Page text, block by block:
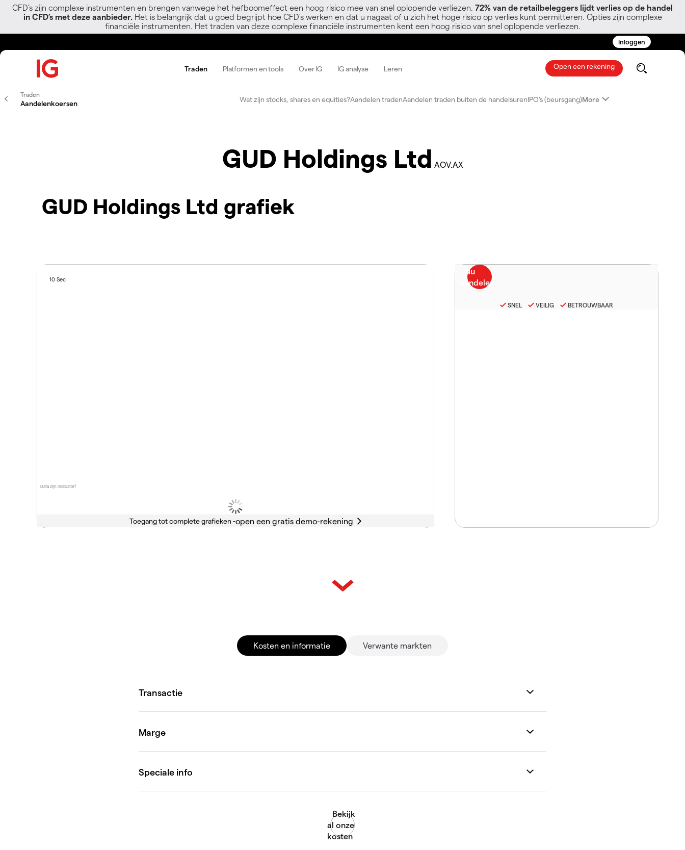
CFD’s zijn complexe instrumenten en brengen vanwege het hefboomeffect een hoog risico mee van snel oplopende verliezen. 72% van de retailbeleggers lijdt verlies op de handel
in CFD’s met deze aanbieder. Het is belangrijk dat u goed begrijpt hoe CFD's werken en dat u nagaat of u zich het hoge risico op verlies kunt permitteren. Opties zijn complexe
financiële instrumenten. Het traden van deze complexe financiële instrumenten kent een hoog risico van snel oplopende verliezen.
Inloggen
Traden Platformen en tools Over IG IG analyse Leren Open een rekening
Traden
Aandelenkoersen Wat zijn stocks, shares en equities?Aandelen tradenAandelen traden buiten de handelsurenIPO's (beursgang)More
GUD Holdings Ltd AOV.AX
GUD Holdings Ltd grafiek
Data zijn indicatief
10 Sec
Toegang tot complete grafieken -
SNEL VEILIG BETROUWBAAR
Kosten en informatie Verwante markten